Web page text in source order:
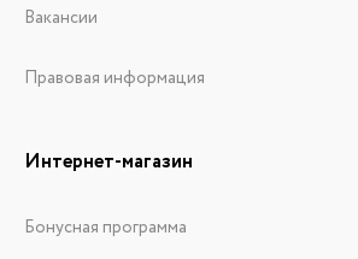
Вакансии
Правовая информация
Интернет-магазин
Бонусная программа